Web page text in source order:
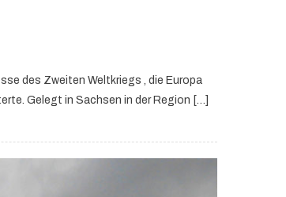
des Zweiten Weltkriegs , die Europa
Gelegt in Sachsen in der Region […]